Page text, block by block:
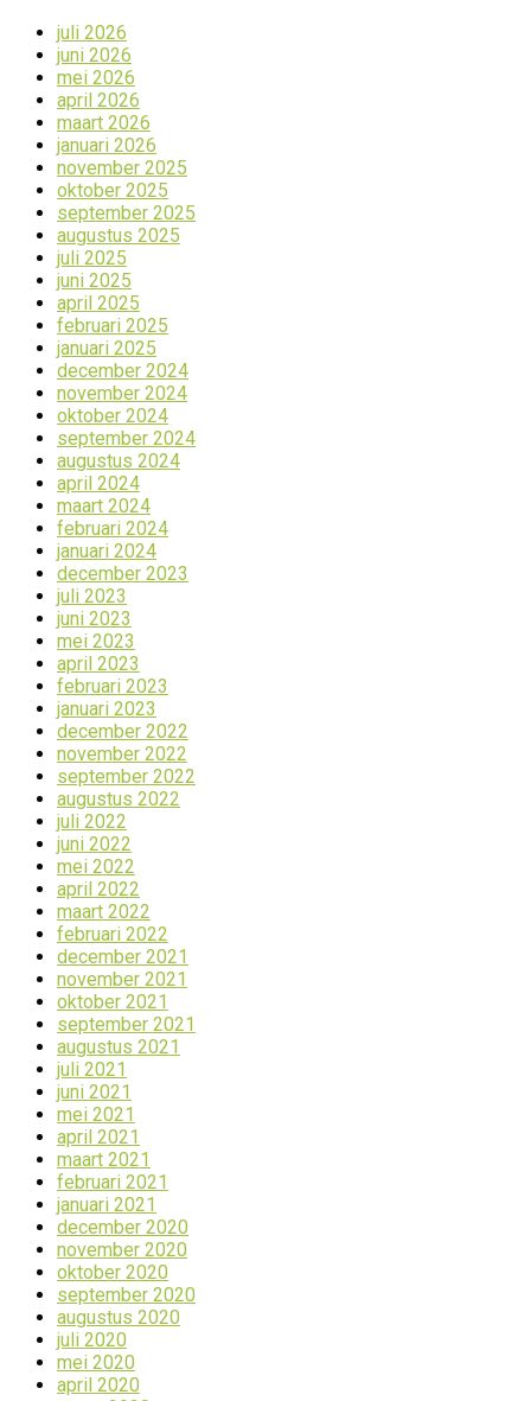
juli 2026
juni 2026
mei 2026
april 2026
maart 2026
januari 2026
november 2025
oktober 2025
september 2025
augustus 2025
juli 2025
juni 2025
april 2025
februari 2025
januari 2025
december 2024
november 2024
oktober 2024
september 2024
augustus 2024
april 2024
maart 2024
februari 2024
januari 2024
december 2023
juli 2023
juni 2023
mei 2023
april 2023
februari 2023
januari 2023
december 2022
november 2022
september 2022
augustus 2022
juli 2022
juni 2022
mei 2022
april 2022
maart 2022
februari 2022
december 2021
november 2021
oktober 2021
september 2021
augustus 2021
juli 2021
juni 2021
mei 2021
april 2021
maart 2021
februari 2021
januari 2021
december 2020
november 2020
oktober 2020
september 2020
augustus 2020
juli 2020
mei 2020
april 2020